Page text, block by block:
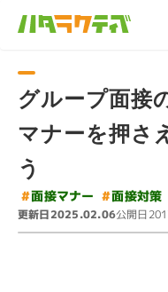
グループ面接
マナーを押さ
う
#面接マナー #面接対策
更新日2025.02.06公開日